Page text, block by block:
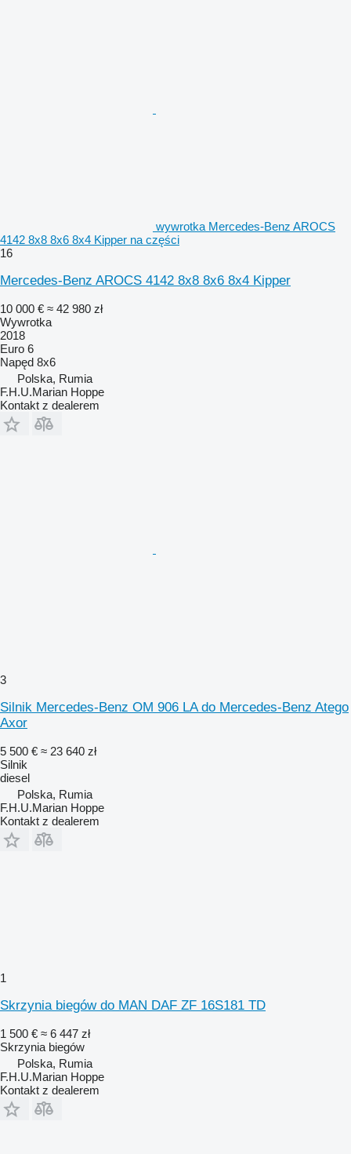
wywrotka Mercedes-Benz AROCS
4142 8x8 8x6 8x4 Kipper na części
16
Mercedes-Benz AROCS 4142 8x8 8x6 8x4 Kipper
10 000 € ≈ 42 980 zł
Wywrotka
2018
Euro 6
Napęd 8x6
Polska, Rumia
F.H.U.Marian Hoppe
Kontakt z dealerem
3
Silnik Mercedes-Benz OM 906 LA do Mercedes-Benz Atego
Axor
5 500 € ≈ 23 640 zł
Silnik
diesel
Polska, Rumia
F.H.U.Marian Hoppe
Kontakt z dealerem
1
Skrzynia biegów do MAN DAF ZF 16S181 TD
1 500 € ≈ 6 447 zł
Skrzynia biegów
Polska, Rumia
F.H.U.Marian Hoppe
Kontakt z dealerem